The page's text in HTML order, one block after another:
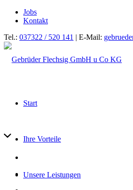
Jobs
Kontakt
Tel.: 037322 / 520 141 | E-Mail:
Start
Ihre Vorteile
Unsere Leistungen